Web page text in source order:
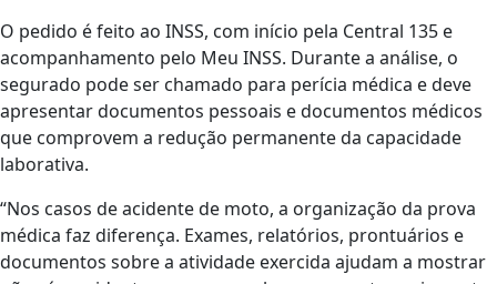
O pedido é feito ao INSS, com início pela Central 135 e
acompanhamento pelo Meu INSS. Durante a análise, o
segurado pode ser chamado para perícia médica e deve
apresentar documentos pessoais e documentos médicos
que comprovem a redução permanente da capacidade
laborativa.
“Nos casos de acidente de moto, a organização da prova
médica faz diferença. Exames, relatórios, prontuários e
documentos sobre a atividade exercida ajudam a mostrar